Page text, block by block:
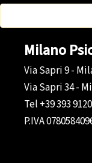
Milano
Via Sapri 9 -
Via Sapri 34 -
Tel +39 393
P.IVA